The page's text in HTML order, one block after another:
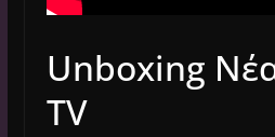
Unboxing
TV